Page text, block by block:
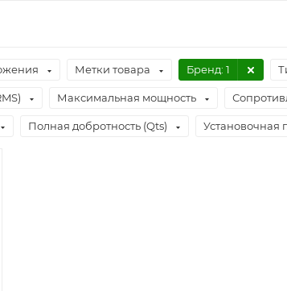
Метки товара Бренд: 1
Максимальная мощность
Полная добротность (Qts) Установочная